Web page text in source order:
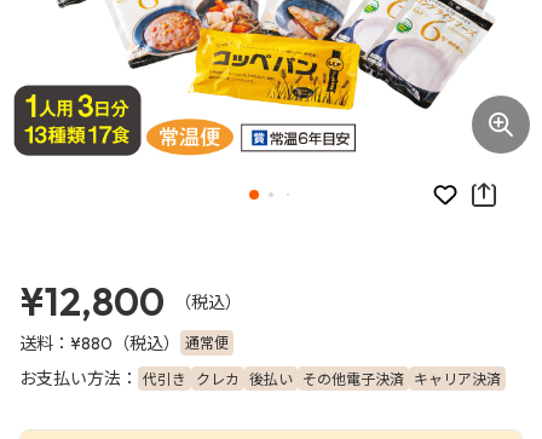
お気に入り
¥12,800
（税込）
送料： ¥880 （税込） 通常便
お支払い方法： 代引き クレカ 後払い その他電子決済 キャリア決済